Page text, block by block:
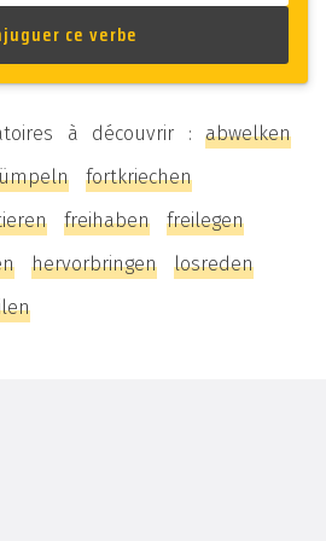
à découvrir : abwelken
fortkriechen
freihaben
freilegen
hervorbringen
losreden